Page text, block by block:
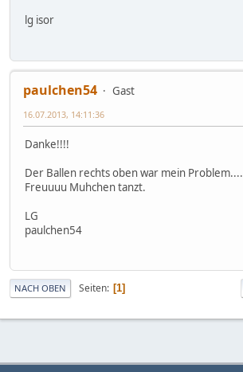
lg isor
paulchen54
Gast
16.07.2013, 14:11:36
Danke!!!!
Der Ballen rechts oben war mein Problem....
Freuuuu Muhchen tanzt.
LG
paulchen54
NACH OBEN Seiten 1